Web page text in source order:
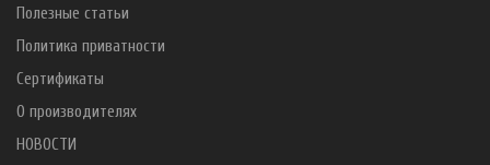
Полезные статьи
Политика приватности
Сертификаты
О производителях
НОВОСТИ